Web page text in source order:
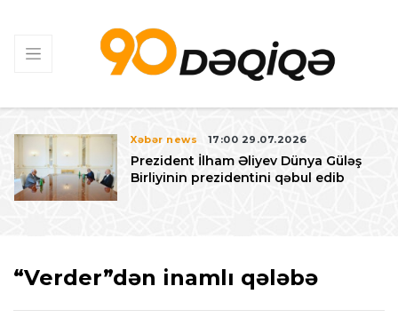
Xəbər news 17:00 29.07.2026
Prezident İlham Əliyev Dünya Güləş
Birliyinin prezidentini qəbul edib
“Verder”dən inamlı qələbə